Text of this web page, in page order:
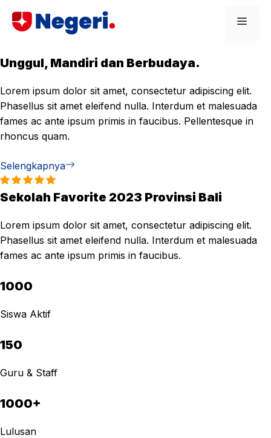
Unggul, Mandiri dan Berbudaya.
Lorem ipsum dolor sit amet, consectetur adipiscing elit.
Phasellus sit amet eleifend nulla. Interdum et malesuada
fames ac ante ipsum primis in faucibus. Pellentesque in
rhoncus quam.
Selengkapnya
Sekolah Favorite 2023 Provinsi Bali
Lorem ipsum dolor sit amet, consectetur adipiscing elit.
Phasellus sit amet eleifend nulla. Interdum et malesuada
fames ac ante ipsum primis in faucibus.
1000
Siswa Aktif
150
Guru & Staff
1000+
Lulusan